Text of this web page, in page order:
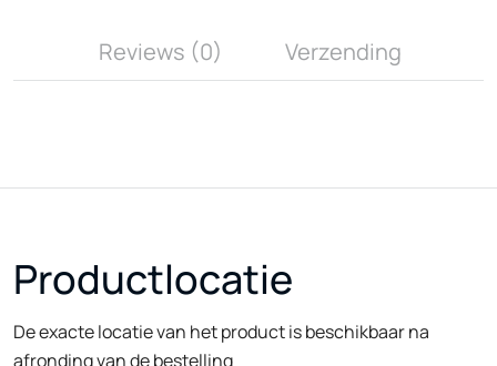
Reviews (0) Verzending
Productlocatie
De exacte locatie van het product is beschikbaar na
afronding van de bestelling